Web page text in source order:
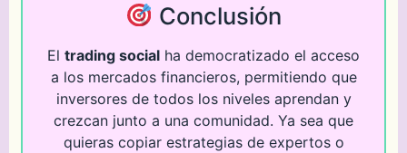
Conclusión
El trading social ha democratizado el acceso
a los mercados financieros, permitiendo que
inversores de todos los niveles aprendan y
crezcan junto a una comunidad. Ya sea que
quieras copiar estrategias de expertos o